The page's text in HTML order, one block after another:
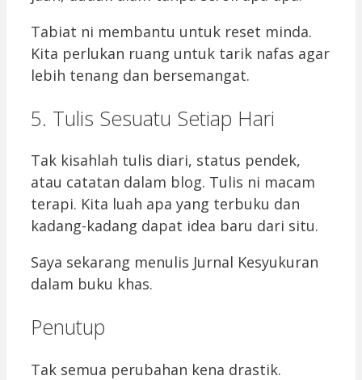
Tabiat ni membantu untuk reset minda.
Kita perlukan ruang untuk tarik nafas agar
lebih tenang dan bersemangat.
5. Tulis Sesuatu Setiap Hari
Tak kisahlah tulis diari, status pendek,
atau catatan dalam blog. Tulis ni macam
terapi. Kita luah apa yang terbuku dan
kadang-kadang dapat idea baru dari situ.
Saya sekarang menulis Jurnal Kesyukuran
dalam buku khas.
Penutup
Tak semua perubahan kena drastik.